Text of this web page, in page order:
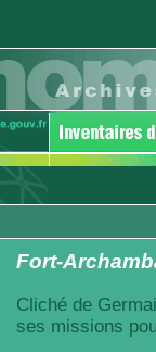
Fort-
Cliché de
ses missions